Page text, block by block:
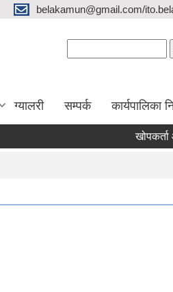
belakamun@gmail.com/
ग्यालरी सम्पर्क कार्यपालिका
खोपकर्ता